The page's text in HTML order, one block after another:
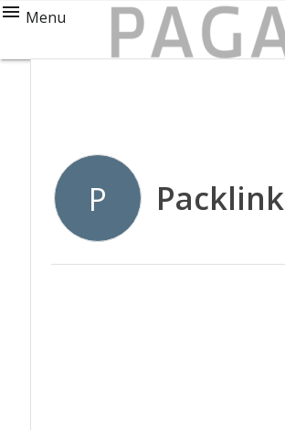
Menu
P Packlink